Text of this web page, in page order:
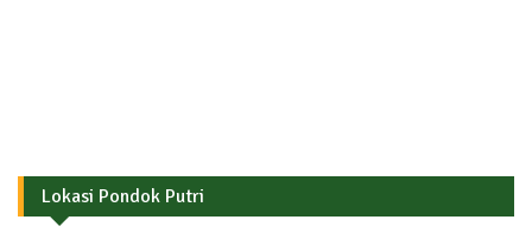
Lokasi Pondok Putri